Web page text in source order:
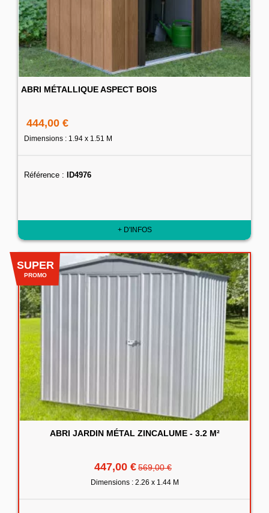
ABRI MÉTALLIQUE ASPECT BOIS
444,00 €
Dimensions : 1.94 x 1.51 M
Référence : ID4976
+ D'INFOS
SUPER
PROMO
ABRI JARDIN MÉTAL ZINCALUME - 3.2 M²
447,00 €569,00 €
Dimensions : 2.26 x 1.44 M